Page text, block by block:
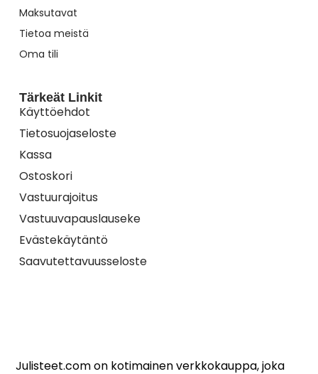
Julisteet.com on kotimainen verkkokauppa, joka
Maksutavat
Tietoa meistä
Oma tili
Tärkeät Linkit
Käyttöehdot
Tietosuojaseloste
Kassa
Ostoskori
Vastuurajoitus
Vastuuvapauslauseke
Evästekäytäntö
Saavutettavuusseloste